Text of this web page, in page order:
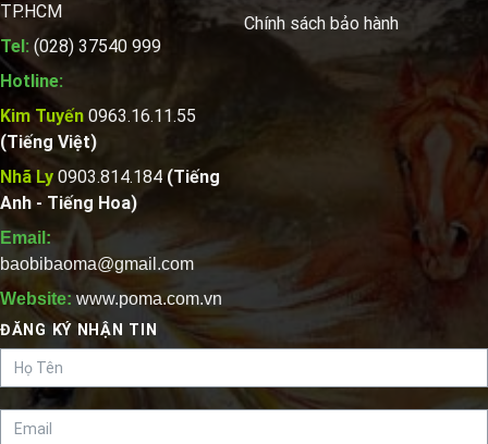
TP.HCM
Tel: (028) 37540 999
Hotline:
Kim Tuyến 0963.16.11.55
(Tiếng Việt)
Nhã Ly 0903.814.184 (Tiếng
Anh - Tiếng Hoa)
Email:
baobibaoma@gmail.com
Website:www.poma.com.vn
Chính sách bảo hành
ĐĂNG KÝ NHẬN TIN